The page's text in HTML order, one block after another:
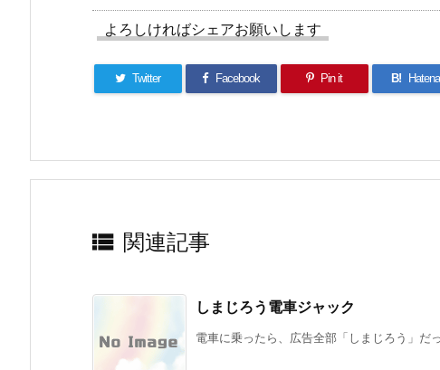
よろしければシェアお願いします
Twitter Facebook Pin it B! Hatena
 関連記事
しまじろう電車ジャック
電車に乗ったら、広告全部「しまじろう」だ